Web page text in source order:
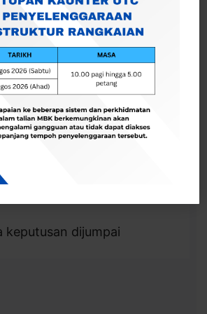
Togol Penapis
keputusan dijumpai